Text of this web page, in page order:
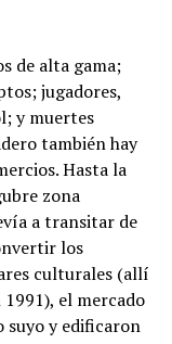
de alta gama;
jugadores,
y muertes
también hay
Hasta la
zona
a transitar de
los
culturales (allí
el mercado
y edificaron